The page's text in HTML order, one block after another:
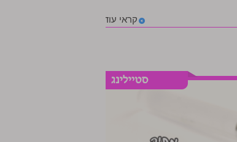
קראי עוד